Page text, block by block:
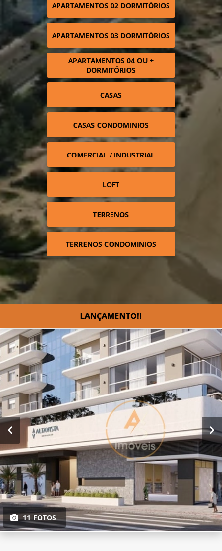
APARTAMENTOS 02 DORMITÓRIOS
APARTAMENTOS 03 DORMITÓRIOS
APARTAMENTOS 04 OU +
DORMITÓRIOS
CASAS
CASAS CONDOMINIOS
COMERCIAL / INDUSTRIAL
LOFT
TERRENOS
TERRENOS CONDOMINIOS
LANÇAMENTO!!
11 FOTOS